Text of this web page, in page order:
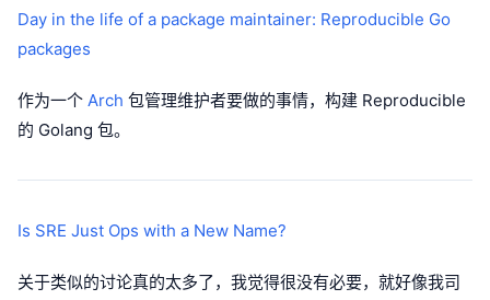
Day in the life of a package maintainer: Reproducible Go
packages
作为一个 Arch 包管理维护者要做的事情，构建 Reproducible
的 Golang 包。
Is SRE Just Ops with a New Name?
关于类似的讨论真的太多了，我觉得很没有必要，就好像我司